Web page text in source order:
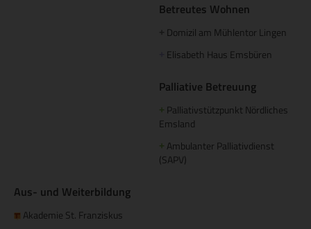
Betreutes Wohnen
Domizil am Mühlentor Lingen
Elisabeth Haus Emsbüren
Palliative Betreuung
+ Palliativstützpunkt Nördliches
Emsland
+ Ambulanter Palliativdienst
(SAPV)
Aus- und Weiterbildung
Akademie St. Franziskus